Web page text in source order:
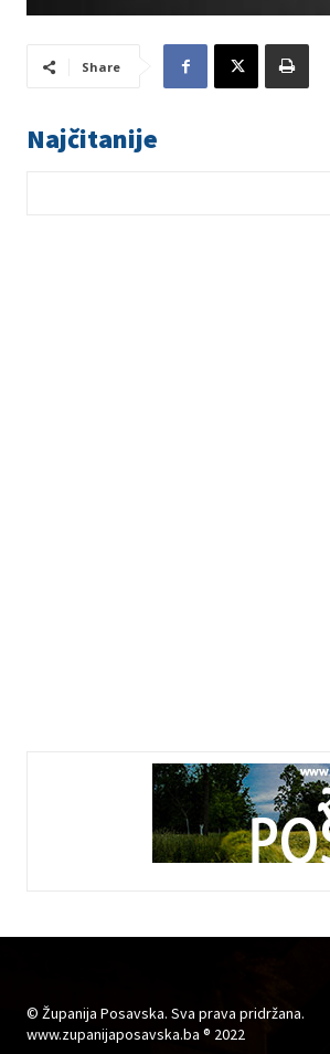
Share
Najčitanije
© Županija Posavska. Sva prava pridržana.
www.zupanijaposavska.ba ® 2022